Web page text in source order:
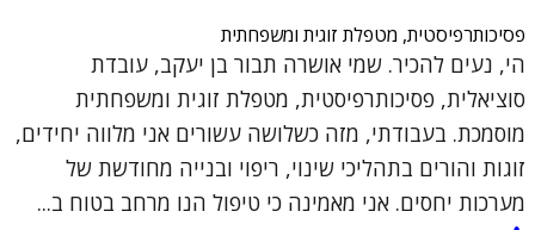
פסיכותרפיסטית, מטפלת זוגית ומשפחתית
הי, נעים להכיר. שמי אושרה תבור בן יעקב, עובדת
סוציאלית, פסיכותרפיסטית, מטפלת זוגית ומשפחתית
מוסמכת. בעבודתי, מזה כשלושה עשורים אני מלווה יחידים,
זוגות והורים בתהליכי שינוי, ריפוי ובנייה מחודשת של
מערכות יחסים. אני מאמינה כי טיפול הנו מרחב בטוח ב...